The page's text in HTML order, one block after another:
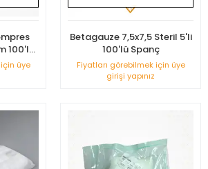
100'lü
üye
Betagauze 7,5x7,5 Steril 5'li
100'lü Spanç
Fiyatları görebilmek için üye
girişi yapınız